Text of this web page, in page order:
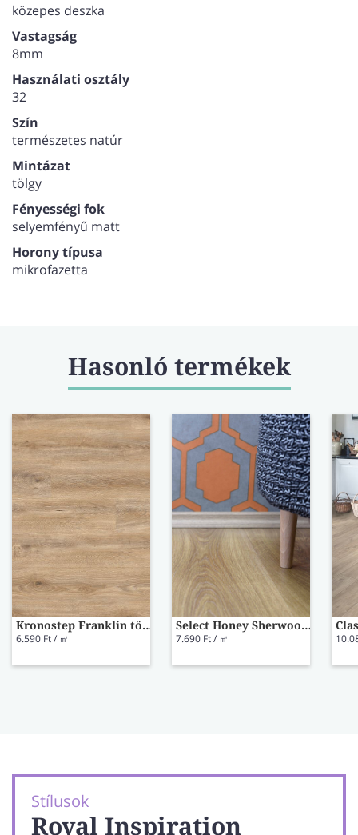
közepes deszka
Vastagság
8mm
Használati osztály
32
Szín
természetes natúr
Mintázat
tölgy
Fényességi fok
selyemfényű matt
Horony típusa
mikrofazetta
Hasonló termékek
Kronostep Franklin tölgy laminált padló K470
6.590 Ft / ㎡
Select Honey Sherwood Oak laminált padló 42021214
7.690 Ft / ㎡
Stílusok
Royal Inspiration